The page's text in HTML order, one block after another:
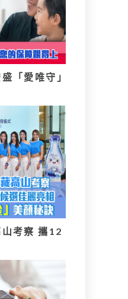
「愛唯守」
考察 攜12